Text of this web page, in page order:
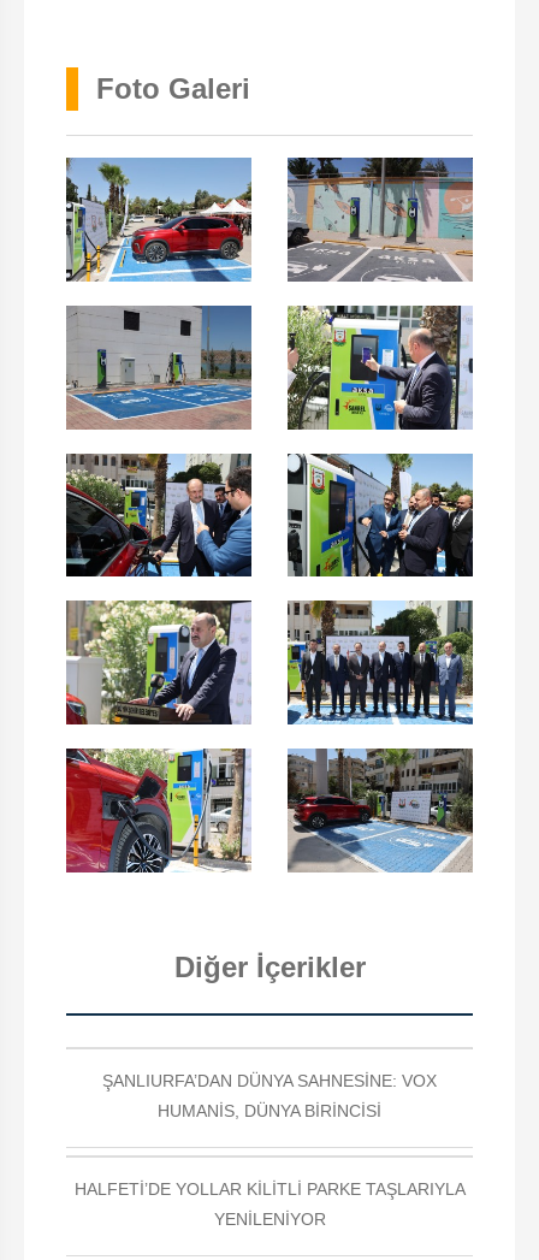
Foto Galeri
Diğer İçerikler
ŞANLIURFA’DAN DÜNYA SAHNESİNE: VOX
HUMANİS, DÜNYA BİRİNCİSİ
HALFETİ’DE YOLLAR KİLİTLİ PARKE TAŞLARIYLA
YENİLENİYOR